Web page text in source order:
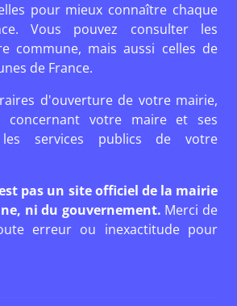
pour mieux connaître chaque
Vous pouvez consulter les
commune, mais aussi celles de
de France.
d'ouverture de votre mairie,
concernant votre maire et ses
services publics de votre
pas un site officiel de la mairie
ni du gouvernement. Merci de
erreur ou inexactitude pour